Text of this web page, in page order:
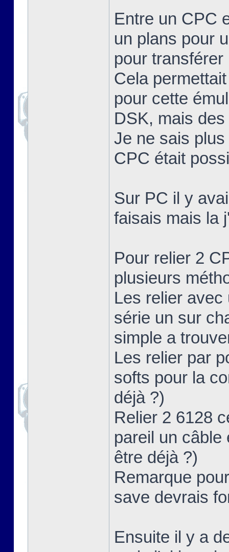
Entre un CPC
un plans pour
pour
Cela
pour cette
DSK, mais
Je ne sais
CPC était
Sur PC il y
faisais mais la
Pour relier 2
plusieurs
Les relier avec
série un sur
simple a
Les relier par
softs pour la
déjà ?)
Relier 2 6128
pareil un
être déjà ?)
Remarque
save devrais
Ensuite il y a